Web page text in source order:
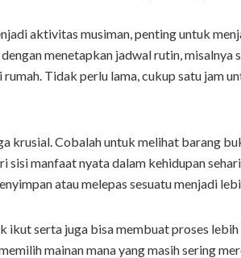
aktivitas musiman, penting untuk
menetapkan jadwal rutin, misalnya
Tidak perlu lama, cukup satu jam
krusial. Cobalah untuk melihat barang
sisi manfaat nyata dalam kehidupan
atau melepas sesuatu menjadi
ikut serta juga bisa membuat proses lebih
mainan mana yang masih sering